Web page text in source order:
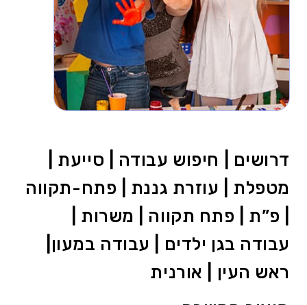
דרושים | חיפוש עבודה | סייעת |
מטפלת | עוזרת גננת | פתח-תקווה
| פ”ת | פתח תקווה | משרות |
עבודה בגן ילדים | עבודה במעון|
ראש העין | אורנית